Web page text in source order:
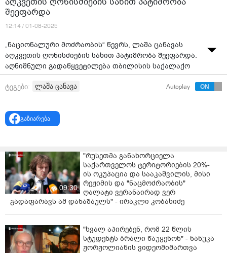
შეეფარდა
12:14 / 01-08-2025
„ნაციონალური მოძრაობის“ წევრს, ლაშა ცანავას
აღკვეთის ღონისძიების სახით პატიმრობა შეეფარდა.
აღნიშნული გადაწყვეტილება თბილისის საქალაქო
სასამართლოს მოსამართლემ, მიხეილ ჯინჯოლიამ
მიიღო.
მიმართ აღკვეთის ღონისძიების შეფარდებაზე
იმსჯელეს.
ღონისძიების, პატიმრობის გამოყენებას ითხოვდა.
პროკურორმა გიორგი კავსაძემ შუამდგომლობაში
განმარტა, თუ რა მოქმედებები განხორციელდა
ბრალდებულის მიერ. კავსაძის თქმით, ცანავა უცხო
ქვეყნის მოქალაქეს "ვოთსაფის" მეშვეობით
დაუკავშირდა და განუმარტა, რომ ერთწლიანი
ბინადრობის ნებართვის საფასური 5 600 დოლარი
იქნებოდა.
ტეგები: ლაშა ცანავა Autoplay
გაზიარება
09:30
"რუსეთმა განახორციელა
საქართველოს ტერიტორიების 20%-
ის ოკუპაცია და სააკაშვილის, მისი
რეჟიმის და "ნაცმოძრაობის"
ღალატი ვერანაირად ვერ
გადაფარავს ამ დანაშაულს" - ირაკლი კობახიძე
"ხვალ აპირებენ, რომ 22 წლის
სტუდენტს ბრალი წაუყენონ" - ნანუკა
ჟორჟოლიანის ვიდეომიმართვა